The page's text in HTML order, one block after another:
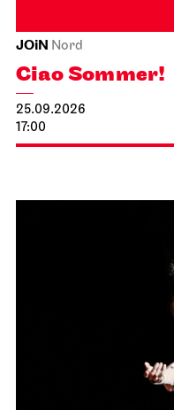
JOiN Nord
Ciao Sommer!
25.09.2026
17:00